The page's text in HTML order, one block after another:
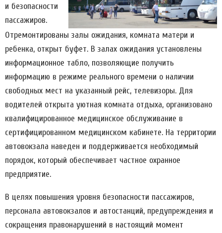
и безопасности
пассажиров.
Отремонтированы залы ожидания, комната матери и
ребенка, открыт буфет. В залах ожидания установлены
информационное табло, позволяющие получить
информацию в режиме реального времени о наличии
свободных мест на указанный рейс, телевизоры. Для
водителей открыта уютная комната отдыха, организовано
квалифицированное медицинское обслуживание в
сертифицированном медицинском кабинете. На территории
автовокзала наведен и поддерживается необходимый
порядок, который обеспечивает частное охранное
предприятие.
В целях повышения уровня безопасности пассажиров,
персонала автовокзалов и автостанций, предупреждения и
сокращения правонарушений в настоящий момент